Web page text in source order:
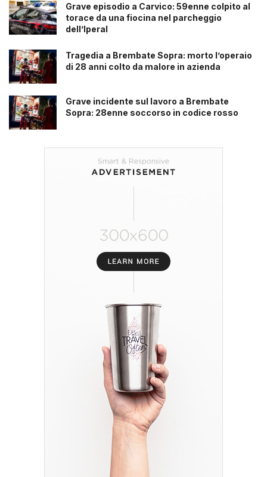
Grave episodio a Carvico: 59enne colpito al
torace da una fiocina nel parcheggio
dell’Iperal
Tragedia a Brembate Sopra: morto l’operaio
di 28 anni colto da malore in azienda
Grave incidente sul lavoro a Brembate
Sopra: 28enne soccorso in codice rosso